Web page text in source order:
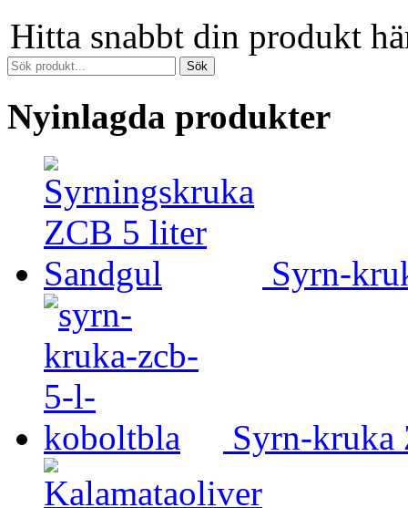
Hitta snabbt din produkt
Nyinlagda produkter
Syrn-
Syrn-